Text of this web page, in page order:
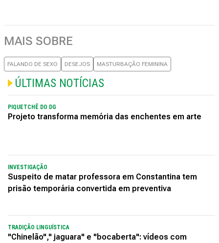
MAIS SOBRE
FALANDO DE SEXO DESEJOS MASTURBAÇÃO FEMININA
ÚLTIMAS NOTÍCIAS
PIQUETCHÊ DO DG
Projeto transforma memória das enchentes em arte
INVESTIGAÇÃO
Suspeito de matar professora em Constantina tem
prisão temporária convertida em preventiva
TRADIÇÃO LINGUÍSTICA
"Chinelão"," jaguara" e "bocaberta": vídeos com